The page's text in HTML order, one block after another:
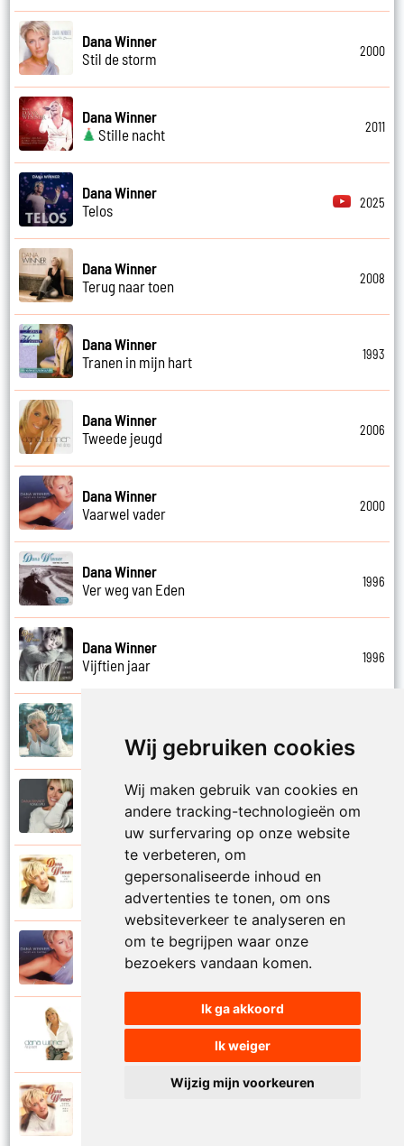
Wij gebruiken cookies
Wij maken gebruik van cookies en
andere tracking-technologieën om
uw surfervaring op onze website
te verbeteren, om
gepersonaliseerde inhoud en
advertenties te tonen, om ons
websiteverkeer te analyseren en
om te begrijpen waar onze
bezoekers vandaan komen.
Ik ga akkoord
Ik weiger
Wijzig mijn voorkeuren
Dana Winner
Stil de storm
2000
Dana Winner
Stille nacht
2011
Dana Winner
Telos
2025
Dana Winner
Terug naar toen
2008
Dana Winner
Tranen in mijn hart
1993
Dana Winner
Tweede jeugd
2006
Dana Winner
Vaarwel vader
2000
Dana Winner
Ver weg van Eden
1996
Dana Winner
Vijftien jaar
1996
Vleugels
Dana Winner
Vogelvrij
Dana Winner
Volg je natuur
Dana Winner
Voor altijd
Dana Winner